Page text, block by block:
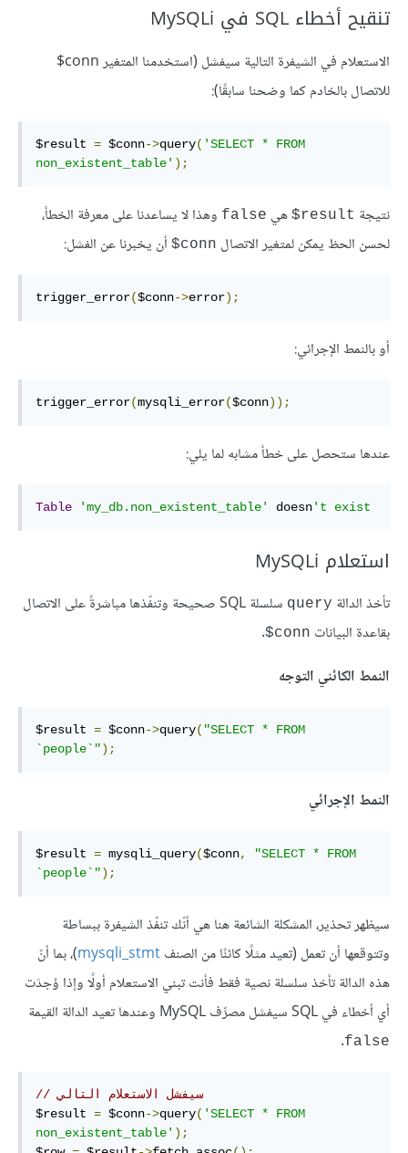
تنقيح أخطاء SQL في MySQLi
الاستعلام في الشيفرة التالية سيفشل (استخدمنا المتغير ‎$conn
للاتصال بالخادم كما وضحنا سابقًا):
$result = $conn->query( 'SELECT * FROM
non_existent_table' );
نتيجة ‎$result هي false وهذا لا يساعدنا على معرفة الخطأ،
لحسن الحظ يمكن لمتغير الاتصال ‎$conn أن يخبرنا عن الفشل:
trigger_error($conn->error);
أو بالنمط الإجرائي:
trigger_error(mysqli_error($conn));
عندها ستحصل على خطأ مشابه لما يلي:
Table 'my_db.non_existent_table' doesn't exist
استعلام MySQLi
تأخذ الدالة query
سلسلة SQL صحيحة وتنفّذها مباشرةً على الاتصال
بقاعدة البيانات ‎$conn
.
النمط الكائني التوجه
$result = $conn->query( "SELECT * FROM
`people`");
النمط الإجرائي
$result = mysqli_query($conn,
"SELECT * FROM
`people`");
سيظهر تحذير، المشكلة الشائعة هنا هي أنّك تنفّذ الشيفرة ببساطة
وتتوقعها أن تعمل (تعيد مثلًا كائنًا من الصنفmysqli_stmt)، بما أنّ
هذه الدالة تأخذ سلسلة نصية فقط فأنت تبني الاستعلام أولًا وإذا وُجدَت
أي أخطاء في SQL سيفشل مصرِّف MySQL وعندها تعيد الدالة القيمة
false
.
// سيفشل الاستعلام التالي
$result = $conn->query( 'SELECT * FROM
non_existent_table' );